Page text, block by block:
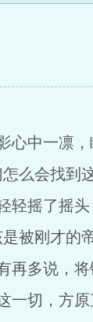
心中一凛，
怎么会找到
轻摇了摇头
是被刚才的
再多说，将
一切，方原